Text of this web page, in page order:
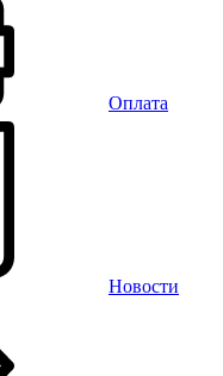
Оплата
Новости